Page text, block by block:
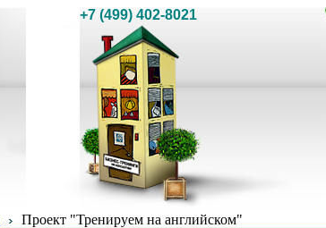
+7 (499) 402-8021
Проект "Тренируем на английском"